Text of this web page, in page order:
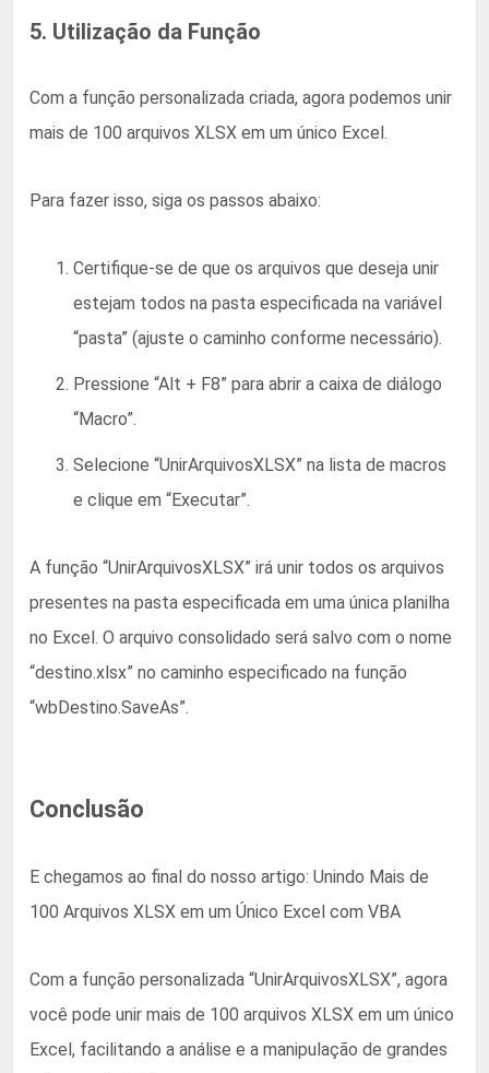
5. Utilização da Função
Com a função personalizada criada, agora podemos unir
mais de 100 arquivos XLSX em um único Excel.
Para fazer isso, siga os passos abaixo:
Certifique-se de que os arquivos que deseja unir
estejam todos na pasta especificada na variável
“pasta” (ajuste o caminho conforme necessário).
Pressione “Alt + F8” para abrir a caixa de diálogo
“Macro”.
Selecione “UnirArquivosXLSX” na lista de macros
e clique em “Executar”.
A função “UnirArquivosXLSX” irá unir todos os arquivos
presentes na pasta especificada em uma única planilha
no Excel. O arquivo consolidado será salvo com o nome
“destino.xlsx” no caminho especificado na função
“wbDestino.SaveAs”.
Conclusão
E chegamos ao final do nosso artigo: Unindo Mais de
100 Arquivos XLSX em um Único Excel com VBA
Com a função personalizada “UnirArquivosXLSX”, agora
você pode unir mais de 100 arquivos XLSX em um único
Excel, facilitando a análise e a manipulação de grandes